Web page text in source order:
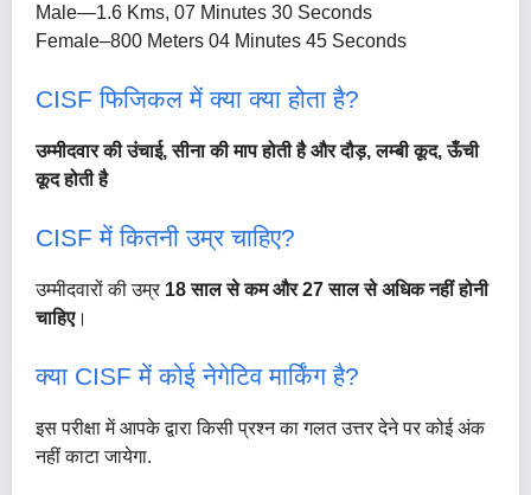
Male—1.6 Kms, 07 Minutes 30 Seconds
Female–800 Meters 04 Minutes 45 Seconds
CISF फिजिकल में क्या क्या होता है?
उम्मीदवार की उंचाई, सीना की माप होती है और दौड़, लम्बी कूद, ऊँची
कूद होती है
CISF में कितनी उम्र चाहिए?
उम्मीदवारों की उम्र 18 साल से कम और 27 साल से अधिक नहीं होनी
चाहिए।
क्या CISF में कोई नेगेटिव मार्किंग है?
इस परीक्षा में आपके द्वारा किसी प्रश्न का गलत उत्तर देने पर कोई अंक
नहीं काटा जायेगा.